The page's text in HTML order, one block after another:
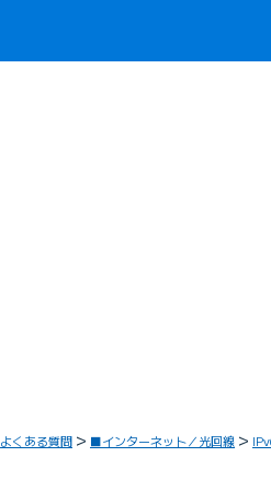
よくある質問 ■インターネット／光回線